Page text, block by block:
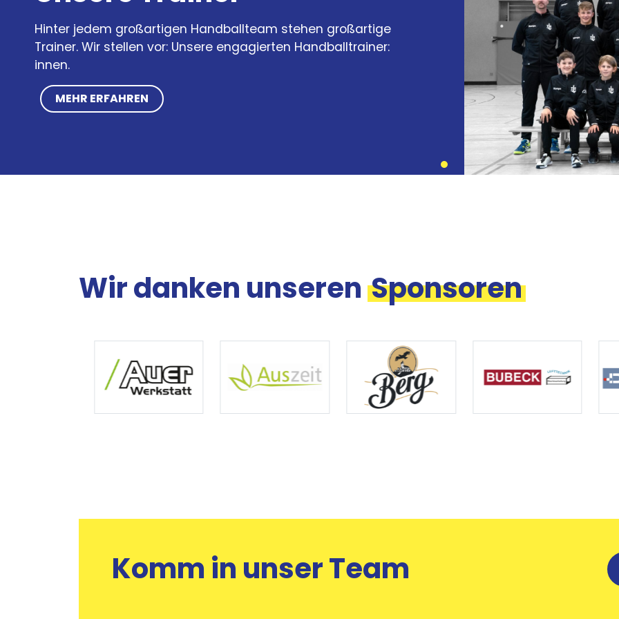
Hinter jedem großartigen Handballteam stehen großartige
Trainer. Wir stellen vor: Unsere engagierten Handballtrainer:
innen.
MEHR ERFAHREN
Wir danken unseren Sponsoren
Komm in unser Team